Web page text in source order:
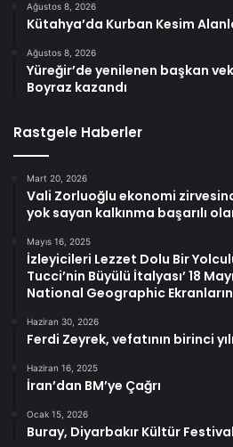
Ağustos 8, 2026
Kütahya’da Kurban Kesim
Ağustos 8, 2026
Yüreğir’de yenilenen başkan
Boyraz kazandı
Rastgele Haberler
Mart 20, 2026
Vali Zorluoğlu ekonomi
yok sayan kalkınma başarılı
Mayıs 16, 2025
İzleyicileri Lezzet Dolu Bir
Tucci’nin Büyülü İtalyası’ 18
National Geographic
Haziran 30, 2026
Ferdi Zeyrek, vefatının birinci
Haziran 16, 2025
İran’dan BM’ye Çağrı
Ocak 15, 2026
Buray, Diyarbakır Kültür